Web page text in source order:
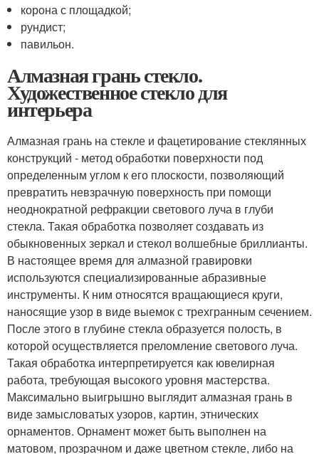
корона с площадкой;
рундист;
павильон.
Алмазная грань стекло.
Художественное стекло для
интерьера
Алмазная грань на стекле и фацетирование стеклянных
конструкций - метод обработки поверхности под
определенным углом к его плоскости, позволяющий
превратить невзрачную поверхность при помощи
неоднократной рефракции светового луча в глуби
стекла. Такая обработка позволяет создавать из
обыкновенных зеркал и стекол волшебные бриллианты.
В настоящее время для алмазной гравировки
используются специализированные абразивные
инструменты. К ним относятся вращающиеся круги,
наносящие узор в виде выемок с трехгранным сечением.
После этого в глубине стекла образуется полость, в
которой осуществляется преломление светового луча.
Такая обработка интерпретируется как ювелирная
работа, требующая высокого уровня мастерства.
Максимально выигрышно выглядит алмазная грань в
виде замысловатых узоров, картин, этнических
орнаментов. Орнамент может быть выполнен на
матовом, прозрачном и даже цветном стекле, либо на